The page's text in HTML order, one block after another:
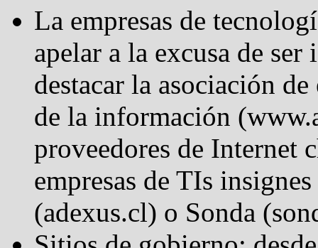
La empresas de
apelar a la excusa de
destacar la asociación
de la información
proveedores de
empresas de TIs
(adexus.cl) o Sonda